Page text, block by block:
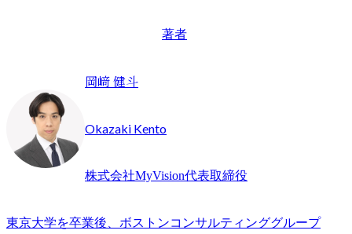
著者
岡﨑 健斗
Okazaki Kento
株式会社MyVision代表取締役
東京大学を卒業後、ボストンコンサルティンググループ